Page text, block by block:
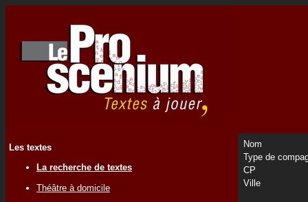
Les textes
La recherche de textes
Théâtre à domicile
Nom
Type de
CP
Ville